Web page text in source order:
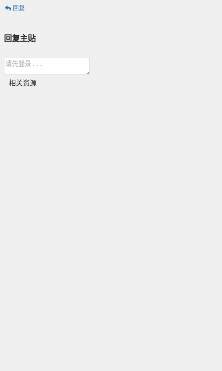
回复
回复主贴
相关资源